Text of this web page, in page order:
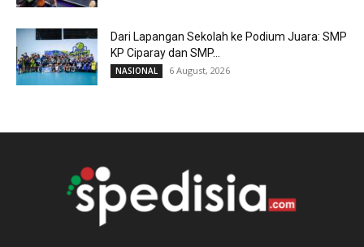
Dari Lapangan Sekolah ke Podium Juara: SMP
KP Ciparay dan SMP...
NASIONAL 6 August, 2026